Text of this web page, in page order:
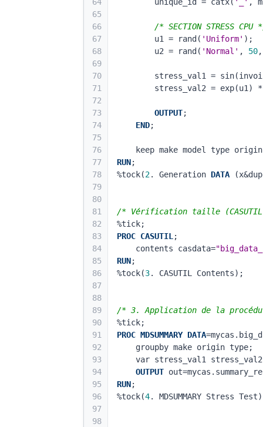
65
66
/* SECTION STRESS CPU
67
        u1 = rand(
'Uniform' );
68
        u2 = rand(
'Normal' , 50
69
70
stress_val1 =
71
stress_val2 =
72
73
OUTPUT;
74
END;
75
76
keep make model type
77
RUN;
78
%tock(2. Generation DATA
79
80
81
/* Vérification taille
82
%tick;
83
PROC CASUTIL ;
84
    contents casdata=
85
RUN;
86
%tock(3. CASUTIL Contents);
87
88
89
/* 3. Application de la
90
%tick;
91
PROC MDSUMMARY DATA
92
    groupby make origin type;
93
var stress_val1
94
OUTPUT
95
RUN;
96
%tock(4. MDSUMMARY Stress
97
98